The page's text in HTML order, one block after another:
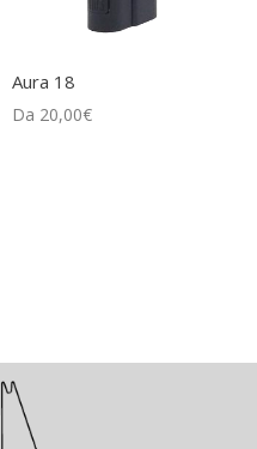
Aura 18
Da 20,00€